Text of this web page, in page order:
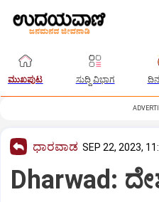
ಮುಖಪುಟ ಸುದ್ದಿ ವಿಭಾಗ
ಧಾರವಾಡ SEP 22, 2023,
Dharwad: